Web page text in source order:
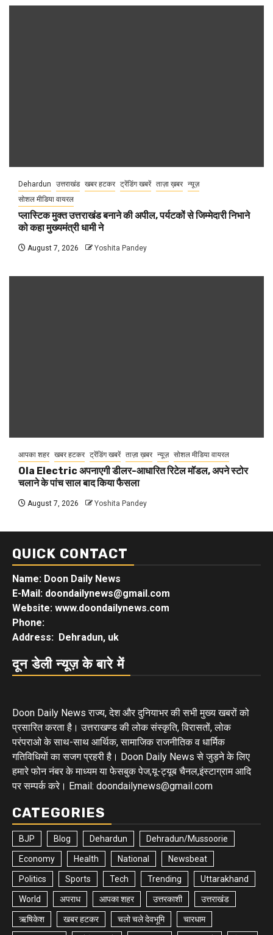
Dehardun उत्तराखंड खबर हटकर ट्रेंडिंग खबरें ताज़ा ख़बर न्यूज़
सोशल मीडिया वायरल
प्लास्टिक मुक्त उत्तराखंड बनाने की अपील, पर्यटकों से जिम्मेदारी निभाने
को कहा मुख्यमंत्री धामी ने
August 7, 2026 Yoshita Pandey
आपका शहर खबर हटकर ट्रेंडिंग खबरें ताज़ा ख़बर न्यूज़ सोशल मीडिया वायरल
Ola Electric अपनाएगी डीलर-आधारित रिटेल मॉडल, अपने स्टोर
चलाने के पांच साल बाद किया फैसला
August 7, 2026 Yoshita Pandey
QUICK CONTACT
Name: Doon Daily News
E-Mail: doondailynews@gmail.com
Website: www.doondailynews.com
Phone:
Address: Dehradun, uk
दून डेली न्यूज़ के बारे में
Doon Daily News राज्य, देश और दुनियाभर की सभी मुख्य खबरों को
प्रसारित करता है। उत्तराखण्ड की लोक संस्कृति, विरासतों, लोक
परंपराओ के साथ-साथ आर्थिक, सामाजिक राजनीतिक व धार्मिक
गतिविधियों का सजग प्रहरी है। Doon Daily News से जुड़ने के लिए
हमारे फोन नंबर के माध्यम या फेसबुक पेज,यू-ट्यूब चैनल,इंस्टाग्राम आदि
पर सम्पर्क करे। Email: doondailynews@gmail.com
CATEGORIES
BJP Blog Dehardun Dehradun/Mussoorie
Economy Health National Newsbeat
Politics Sports Tech Trending Uttarakhand
World अपराध आपका शहर उत्तरकाशी उत्तराखंड
ऋषिकेश खबर हटकर चलो चले देवभूमि चारधाम